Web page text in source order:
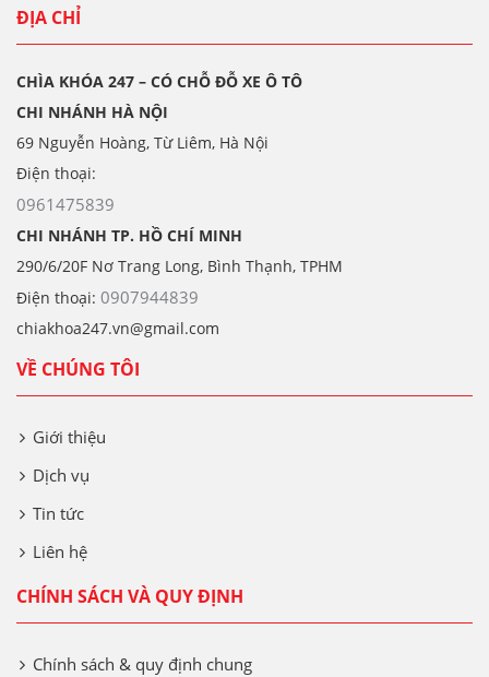
ĐỊA CHỈ
CHÌA KHÓA 247 – CÓ CHỖ ĐỖ XE Ô TÔ
CHI NHÁNH HÀ NỘI
69 Nguyễn Hoàng, Từ Liêm, Hà Nội
Điện thoại:
0961475839
CHI NHÁNH TP. HỒ CHÍ MINH
290/6/20F Nơ Trang Long, Bình Thạnh, TPHM
Điện thoại: 0907944839
chiakhoa247.vn@gmail.com
VỀ CHÚNG TÔI
Giới thiệu
Dịch vụ
Tin tức
Liên hệ
CHÍNH SÁCH VÀ QUY ĐỊNH
Chính sách & quy định chung